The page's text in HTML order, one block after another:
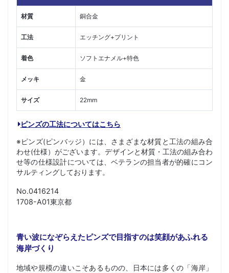
材質 銅合金
工法 エッチング+プリント
着色 ソフトエナメル+特色
メッキ 金
サイズ 22mm
ピンズの工法についてはこちら
※ピンズ(ピンバッジ）には、さまざまな材質と工法の組み合
わせ(仕様）がございます。デザインと材質・工法の組み合わ
せ等の仕様設計については、ベテランの担当者が的確にコン
サルティングしております。
No.0416214
1708-A01東京都
青い波になぞらえたピンズで目指すのは笑顔があふれる
海岸づくり
地域や規模の違いこそあるものの、日本には多くの「海岸」